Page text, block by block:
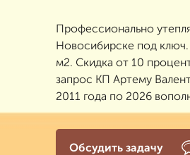
Профессионально
Новосибирске под
м2. Скидка от 10
запрос КП Артему
2011 года по 2026
Обсудить задачу